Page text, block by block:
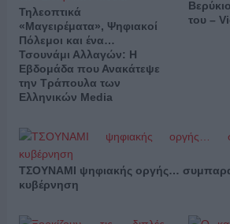
Τηλεοπτικά
«Μαγειρέματα», Ψηφιακοί
Πόλεμοι και ένα…
Τσουνάμι Αλλαγών: Η
Εβδομάδα που Ανακάτεψε
την Τράπουλα των
Ελληνικών Media
του –
ΤΣΟΥΝΑΜΙ ψηφιακής οργής…
κυβέρνηση